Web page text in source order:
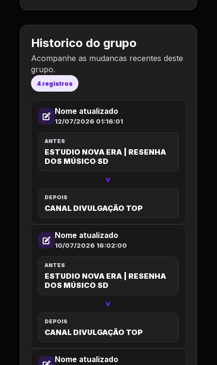
Historico do grupo
Acompanhe as mudancas recentes deste
grupo.
4 registros
Nome atualizado
12/07/2026 01:16:01
ANTES
ESTUDIO NOVA ERA | RESENHA
DOS MÚSICO SD
>
DEPOIS
CANAL DIVULGAÇÃO TOP
Nome atualizado
10/07/2026 16:02:00
ANTES
ESTUDIO NOVA ERA | RESENHA
DOS MÚSICO SD
>
DEPOIS
CANAL DIVULGAÇÃO TOP
Nome atualizado